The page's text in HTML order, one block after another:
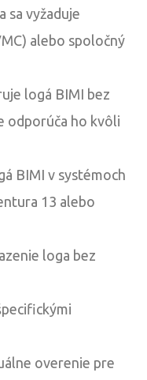
sa vyžaduje
alebo spoločný
logá BIMI bez
odporúča ho kvôli
BIMI v systémoch
13 alebo
loga bez
overenie pre